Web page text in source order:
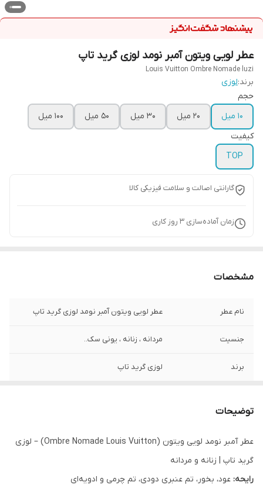
عطر لویی ویتون آمبر نومد لوزی گرید تاپ
Louis Vuitton Ombre Nomade luzi
برند:لوزی
حجم
10 میل
20 میل 30 میل 50 میل
100 میل
کیفیت
TOP
گارانتی اصالت و سلامت فیزیکی کالا
زمان آماده‌سازی 3 روز کاری
مشخصات
نام عطر عطر لویی ویتون آمبر نومد لوزی گرید تاپ
جنسیت مردانه ، زنانه ، یونی سک..
برند لوزی گرید تاپ
رایحه پایه
توضیحات
عطر آمبر نومد لویی ویتون (Ombre Nomade Louis Vuitton) – لوزی
گرید تاپ | زنانه و مردانه
رایحه: عود، بخور، تم عنبری دودی، تم چرمی و ادویه‌ای